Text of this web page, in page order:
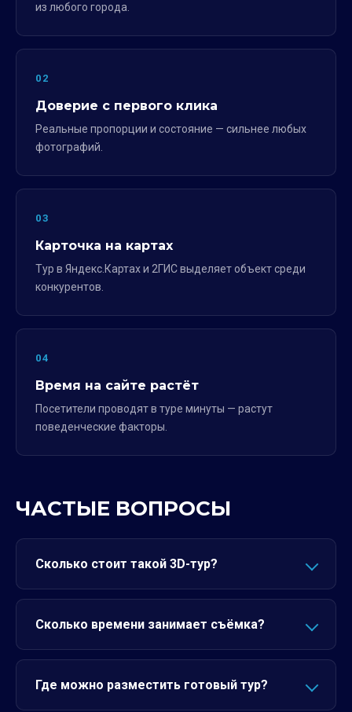
из любого города.
02
Доверие с первого клика
Реальные пропорции и состояние — сильнее любых
фотографий.
03
Карточка на картах
Тур в Яндекс.Картах и 2ГИС выделяет объект среди
конкурентов.
04
Время на сайте растёт
Посетители проводят в туре минуты — растут
поведенческие факторы.
ЧАСТЫЕ ВОПРОСЫ
Сколько стоит такой 3D-тур?
Сколько времени занимает съёмка?
Где можно разместить готовый тур?